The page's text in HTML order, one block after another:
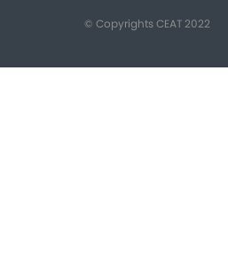
© Copyrights CEAT 2022